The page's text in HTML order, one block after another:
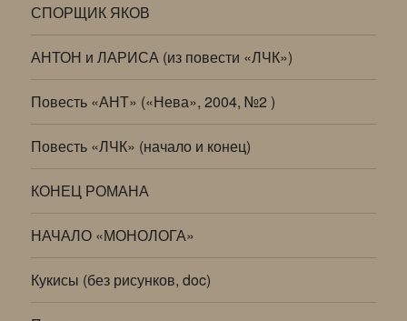
СПОРЩИК ЯКОВ
АНТОН и ЛАРИСА (из повести «ЛЧК»)
Повесть «АНТ» («Нева», 2004, №2 )
Повесть «ЛЧК» (начало и конец)
КОНЕЦ РОМАНА
НАЧАЛО «МОНОЛОГА»
Кукисы (без рисунков, doc)